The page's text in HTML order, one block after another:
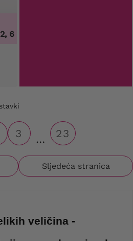
, 44, 46, 48, 50, 52, 54, 56, 58,
3 … 23
Sljedeća stranica
veličina -